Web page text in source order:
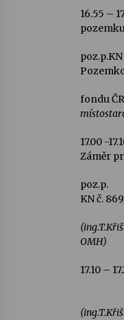
16.55 –
fondu ČR
17.00 -
Záměr
poz.p.
KN č.
OMH)
17.10 –